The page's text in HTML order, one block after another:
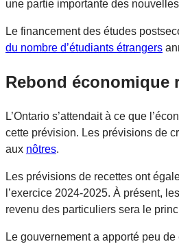
une partie importante des
Le financement des études
du nombre d’étudiants étrangers
Rebond économique
L’Ontario s’attendait à ce que
cette prévision. Les prévisions de
aux nôtres.
Les prévisions de recettes ont
l’exercice 2024-2025. À présent,
revenu des particuliers sera le
Le gouvernement a apporté peu